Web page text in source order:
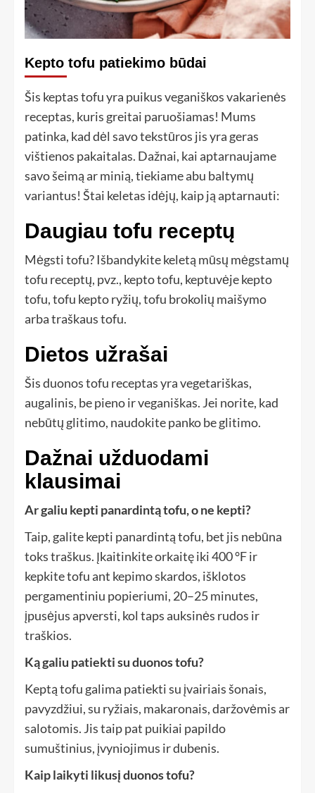
Kepto tofu patiekimo būdai
Šis keptas tofu yra puikus veganiškos vakarienės
receptas, kuris greitai paruošiamas! Mums
patinka, kad dėl savo tekstūros jis yra geras
vištienos pakaitalas. Dažnai, kai aptarnaujame
savo šeimą ar minią, tiekiame abu baltymų
variantus! Štai keletas idėjų, kaip ją aptarnauti:
Daugiau tofu receptų
Mėgsti tofu? Išbandykite keletą mūsų mėgstamų
tofu receptų, pvz., kepto tofu, keptuvėje kepto
tofu, tofu kepto ryžių, tofu brokolių maišymo
arba traškaus tofu.
Dietos užrašai
Šis duonos tofu receptas yra vegetariškas,
augalinis, be pieno ir veganiškas. Jei norite, kad
nebūtų glitimo, naudokite panko be glitimo.
Dažnai užduodami
klausimai
Ar galiu kepti panardintą tofu, o ne kepti?
Taip, galite kepti panardintą tofu, bet jis nebūna
toks traškus. Įkaitinkite orkaitę iki 400 °F ir
kepkite tofu ant kepimo skardos, išklotos
pergamentiniu popieriumi, 20–25 minutes,
įpusėjus apversti, kol taps auksinės rudos ir
traškios.
Ką galiu patiekti su duonos tofu?
Keptą tofu galima patiekti su įvairiais šonais,
pavyzdžiui, su ryžiais, makaronais, daržovėmis ar
salotomis. Jis taip pat puikiai papildo
sumuštinius, įvyniojimus ir dubenis.
Kaip laikyti likusį duonos tofu?